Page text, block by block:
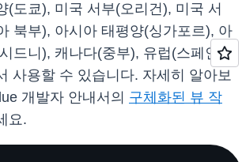
(도쿄), 미국 서부(오리건), 미국 서
북부), 아시아 태평양(싱가포르), 아
드니), 캐나다(중부), 유럽(스페인)
사용할 수 있습니다. 자세히 알아보
개발자 안내서의 구체화된 뷰 작
요.